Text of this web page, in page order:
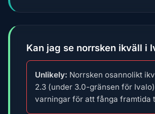
Kan jag se norrsken ikväll i
Unlikely: Norrsken osannolikt
2.3 (under 3.0-gränsen för
varningar för att fånga framtida